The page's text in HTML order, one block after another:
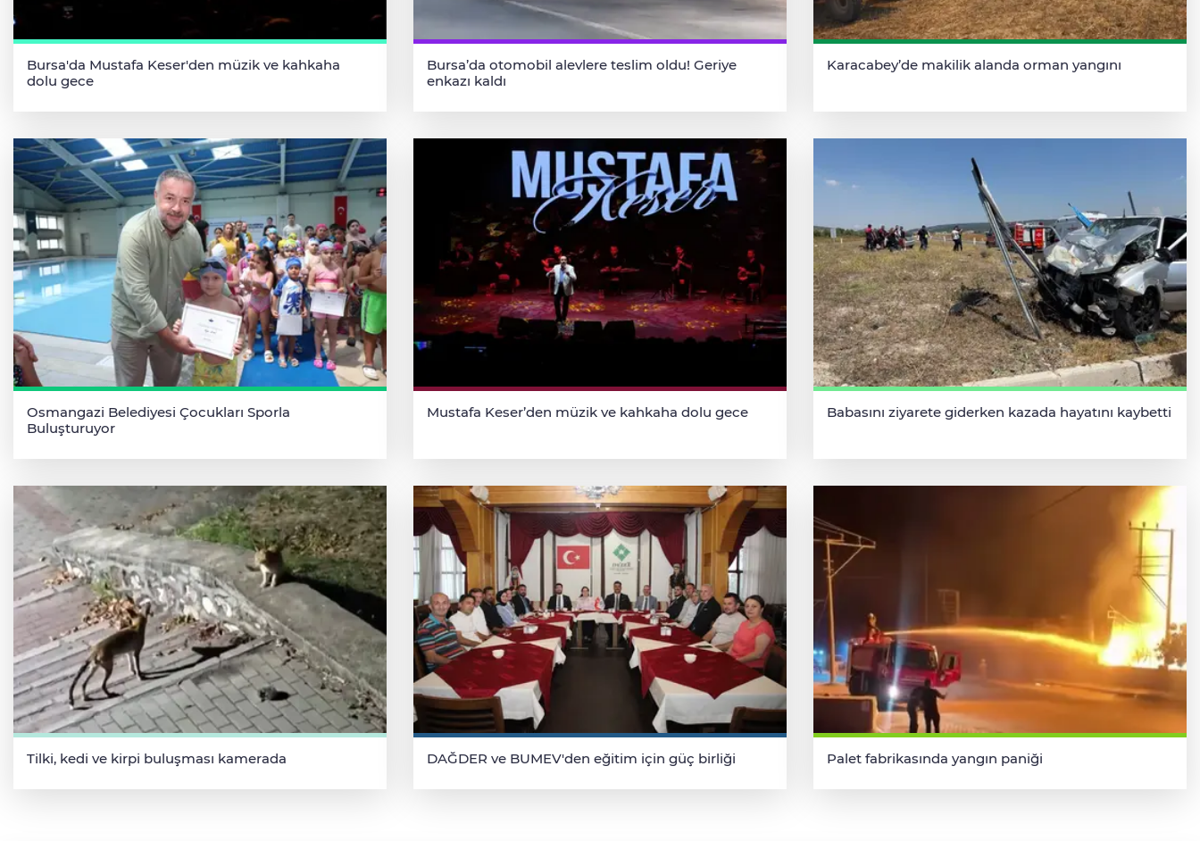
Bursa'da Mustafa Keser'den müzik ve kahkaha
dolu gece
Bursa’da otomobil alevlere teslim oldu! Geriye
enkazı kaldı
Karacabey’de makilik alanda orman yangını
Osmangazi Belediyesi Çocukları Sporla
Buluşturuyor
Mustafa Keser’den müzik ve kahkaha dolu gece Babasını ziyarete giderken kazada hayatını kaybetti
Tilki, kedi ve kirpi buluşması kamerada DAĞDER ve BUMEV'den eğitim için güç birliği Palet fabrikasında yangın paniği